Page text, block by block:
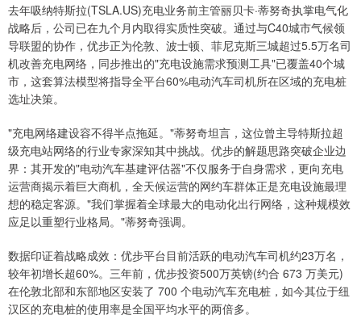
去年吸纳特斯拉(TSLA.US)充电业务前主管丽贝卡·蒂努奇执掌电气化
战略后，公司已在九个月内取得实质性突破。通过与C40城市气候领
导联盟的协作，优步正为伦敦、波士顿、菲尼克斯三城超过5.5万名司
机改善充电网络，同步推出的"充电设施需求预测工具"已覆盖40个城
市，这套算法模型将指导全平台60%电动汽车司机所在区域的充电桩
选址决策。
"充电网络建设容不得半点拖延。"蒂努奇坦言，这位曾主导特斯拉超
级充电站网络的行业专家深知其中挑战。优步的解题思路突破企业边
界：其开发的"电动汽车基建评估器"不仅服务于自身需求，更向充电
运营商揭示着巨大商机，全天候运营的网约车群体正是充电设施最理
想的稳定客源。"我们掌握着全球最大的电动化出行网络，这种规模效
应足以重塑行业格局。"蒂努奇强调。
数据印证着战略成效：优步平台目前活跃的电动汽车司机约23万名，
较年初增长超60%。三年前，优步投资500万英镑(约合 673 万美元)
在伦敦北部和东部地区安装了 700 个电动汽车充电桩，如今其位于纽
汉区的充电桩的使用率是全国平均水平的两倍多。